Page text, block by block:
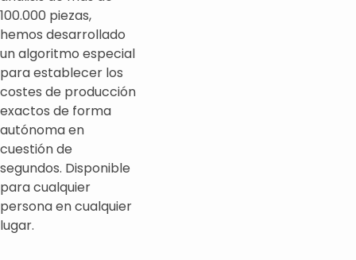
100.000 piezas,
hemos desarrollado
un algoritmo especial
para establecer los
costes de producción
exactos de forma
autónoma en
cuestión de
segundos. Disponible
para cualquier
persona en cualquier
lugar.